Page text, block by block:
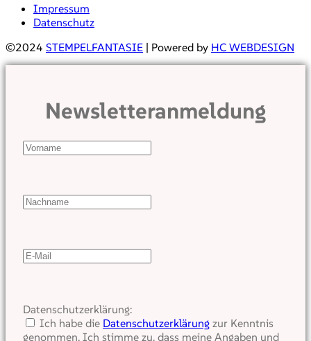
Impressum
Datenschutz
©2024 STEMPELFANTASIE | Powered by HC WEBDESIGN
Newsletteranmeldung
Datenschutzerklärung:
Ich habe die Datenschutzerklärung zur Kenntnis
genommen. Ich stimme zu, dass meine Angaben und